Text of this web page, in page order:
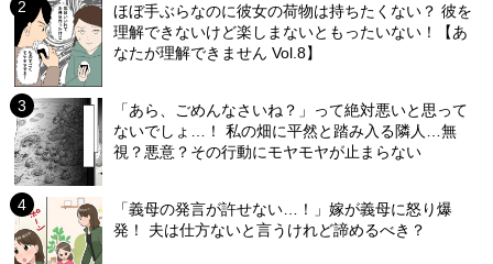
ほぼ手ぶらなのに彼女の荷物は持ちたくない？ 彼を
理解できないけど楽しまないともったいない！【あ
なたが理解できません Vol.8】
「あら、ごめんなさいね？」って絶対悪いと思って
ないでしょ…！ 私の畑に平然と踏み入る隣人…無
視？悪意？その行動にモヤモヤが止まらない
「義母の発言が許せない…！」嫁が義母に怒り爆
発！ 夫は仕方ないと言うけれど諦めるべき？